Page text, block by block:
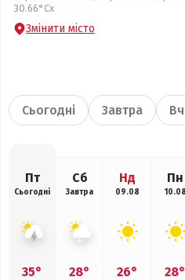
30.66°Сх
Змінити місто
Сьогодні Завтра
Пт
Сьогодні
35°
Сб
Завтра
28°
Нд
09.08
26°
Пн
10.08
28°